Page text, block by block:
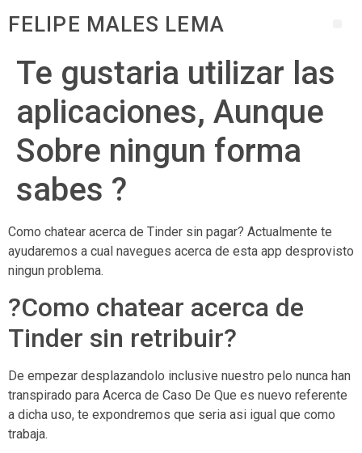
FELIPE MALES LEMA
Te gustaria utilizar las
aplicaciones, Aunque
Sobre ningun forma
sabes ?
Como chatear acerca de Tinder sin pagar? Actualmente te
ayudaremos a cual navegues acerca de esta app desprovisto
ningun problema.
?Como chatear acerca de
Tinder sin retribuir?
De empezar desplazandolo inclusive nuestro pelo nunca han
transpirado para Acerca de Caso De Que es nuevo referente
a dicha uso, te expondremos que seri­a asi­ igual que como
trabaja.